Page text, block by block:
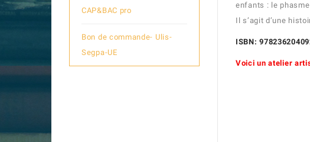
CAP&BAC pro
Bon de commande- Ulis-
Segpa-UE
enfants : le
Il s’agit d’une
ISBN:
Voici un atelier